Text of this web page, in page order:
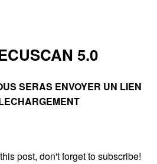
5.0
SERAS ENVOYER UN LIEN
post, don't forget to subscribe!